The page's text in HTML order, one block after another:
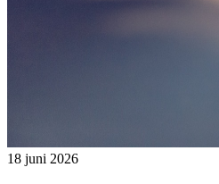
18 juni 2026